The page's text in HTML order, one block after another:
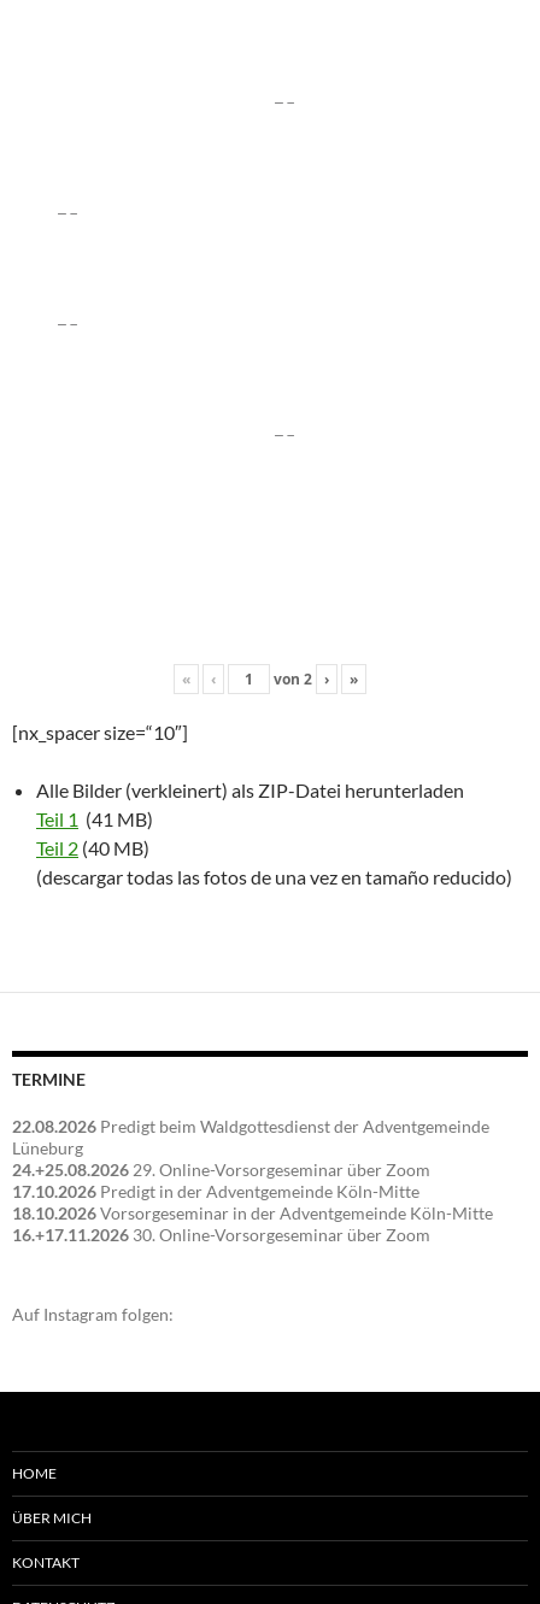
« ‹ von 2 › »
[nx_spacer size=“10″]
Alle Bilder (verkleinert) als ZIP-Datei herunterladen
Teil 1 (41 MB)
Teil 2 (40 MB)
(descargar todas las fotos de una vez en tamaño reducido)
TERMINE
22.08.2026 Predigt beim Waldgottesdienst der Adventgemeinde
Lüneburg
24.+25.08.2026 29. Online-Vorsorgeseminar über Zoom
17.10.2026 Predigt in der Adventgemeinde Köln-Mitte
18.10.2026Vorsorgeseminar in der Adventgemeinde Köln-Mitte
16.+17.11.2026 30. Online-Vorsorgeseminar über Zoom
Auf Instagram folgen:
HOME
ÜBER MICH
KONTAKT